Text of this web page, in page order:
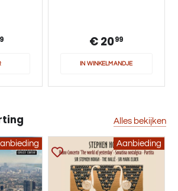
€ 2099
IN WINKELMANDJE
Alles bekijken
Aanbieding
altijd op de hoogte
winacties en kortingen direct in
je mailbox.